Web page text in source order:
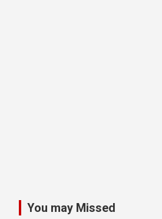
You may Missed